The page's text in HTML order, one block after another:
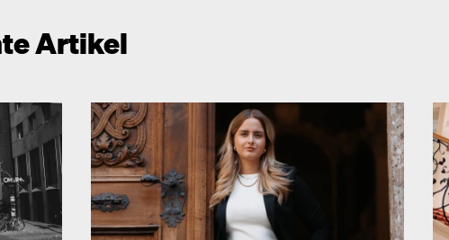
Artikel